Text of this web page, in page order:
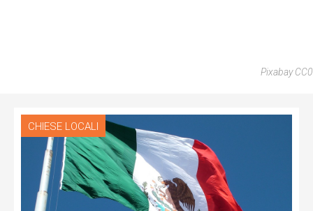
Pixabay CC0
CHIESE LOCALI